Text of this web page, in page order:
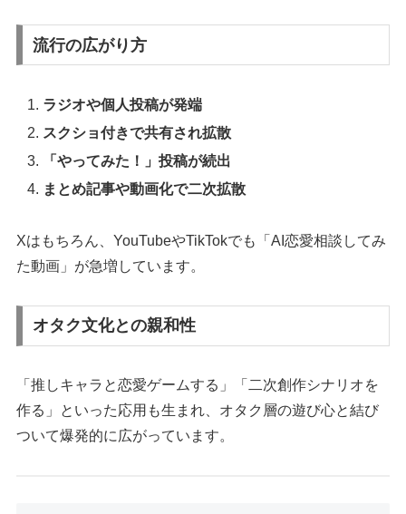
流行の広がり方
ラジオや個人投稿が発端
スクショ付きで共有され拡散
「やってみた！」投稿が続出
まとめ記事や動画化で二次拡散
Xはもちろん、YouTubeやTikTokでも「AI恋愛相談してみ
た動画」が急増しています。
オタク文化との親和性
「推しキャラと恋愛ゲームする」「二次創作シナリオを
作る」といった応用も生まれ、オタク層の遊び心と結び
ついて爆発的に広がっています。